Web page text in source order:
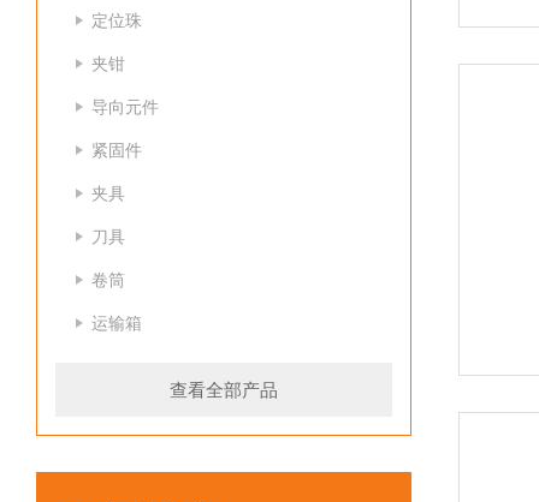
定位珠
夹钳
导向元件
紧固件
夹具
刀具
卷筒
运输箱
查看全部产品